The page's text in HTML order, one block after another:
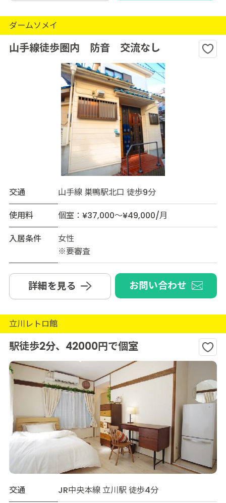
ダームソメイ
山手線徒歩圏内 防音 交流なし
交通
山手線 巣鴨駅北口 徒歩9分
使用料
個室：¥37,000～¥49,000/月
入居条件
女性
※要審査
詳細を見る お問い合わせ
立川レトロ館
駅徒歩2分、42000円で個室
交通
JR中央本線 立川駅 徒歩4分